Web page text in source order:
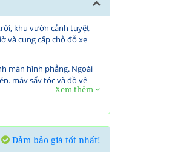
khu vườn cảnh tuyệt
và cung cấp chỗ đỗ xe
màn hình phẳng. Ngoài
máy sấy tóc và đồ vệ
từ 06:30 - 21:00. Quý
Xem thêm
Đảm bảo giá tốt nhất!